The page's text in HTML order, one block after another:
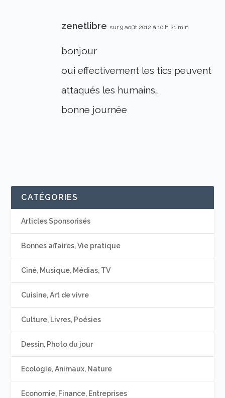
zenetlibre sur 9 août 2012 à 10 h 21 min
bonjour
oui effectivement les tics peuvent
attaqués les humains…
bonne journée
CATÉGORIES
Articles Sponsorisés
Bonnes affaires, Vie pratique
Ciné, Musique, Médias, TV
Cuisine, Art de vivre
Culture, Livres, Poésies
Dessin, Photo du jour
Ecologie, Animaux, Nature
Economie, Finance, Entreprises